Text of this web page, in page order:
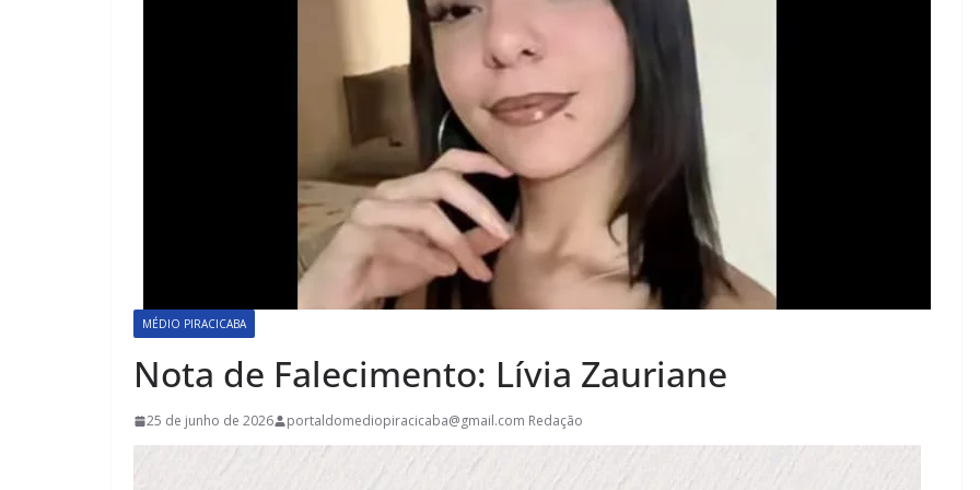
MÉDIO PIRACICABA
Nota de Falecimento: Lívia Zauriane
25 de junho de 2026 portaldomediopiracicaba@gmail.com Redação